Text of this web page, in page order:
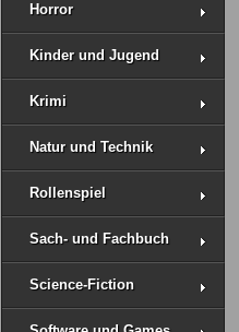
Horror
Kinder und Jugend
Krimi
Natur und Technik
Rollenspiel
Sach- und Fachbuch
Science-Fiction